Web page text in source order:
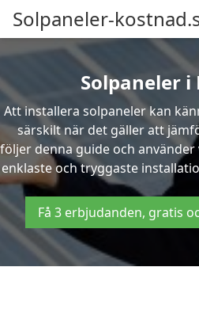
Solpaneler-
Solpaneler i
Att installera solpaneler kan
särskilt när det gäller att
följer denna guide och
enklaste och tryggaste
Få 3 erbjudanden, gratis